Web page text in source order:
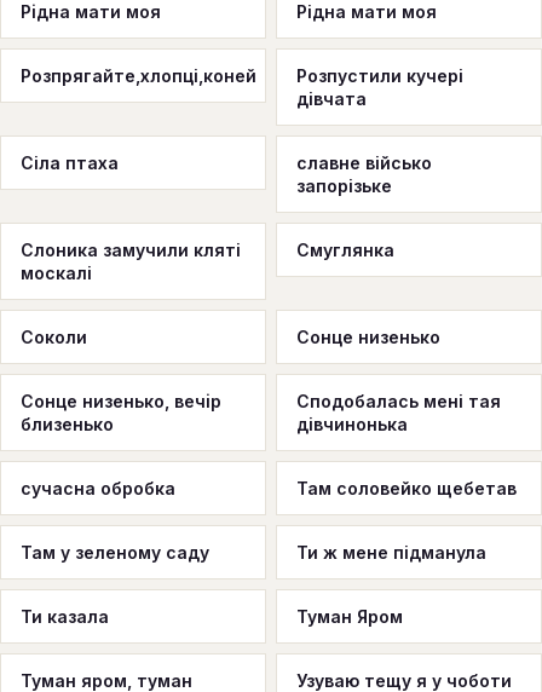
Рiдна мати моя Рідна мати моя
Розпрягайте,хлопці,коней
Розпустили кучері
дівчата
Сіла птаха
славне військо
запорізьке
Слоника замучили кляті
москалі
Смуглянка
Соколи Сонце низенько
Сонце низенько, вечiр
близенько
Сподобалась мені тая
дівчинонька
сучасна обробка Там соловейко щебетав
Там у зеленому саду Ти ж мене підманула
Ти казала Туман Яром
Туман яром, туман
Узуваю тещу я у чоботи